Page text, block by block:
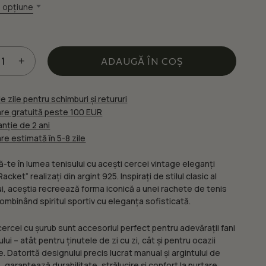
308.45 lei.
opțiune
ADAUGĂ ÎN COȘ
zile pentru schimburi și retururi
gratuită peste 100 EUR
de 2 ani
estimată în 5-8 zile
te în lumea tenisului cu acești cercei vintage eleganți
realizați din argint 925. Inspirați de stilul clasic al
aceștia recreează forma iconică a unei rachete de tenis
spiritul sportiv cu eleganța sofisticată.
cu șurub sunt accesoriul perfect pentru adevărații fani
– atât pentru ținutele de zi cu zi, cât și pentru ocazii
Datorită designului precis lucrat manual și argintului de